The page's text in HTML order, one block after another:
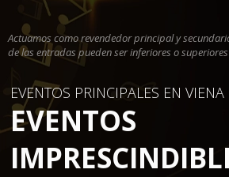
Actuamos como revendedor principal y
de las entradas pueden ser inferiores o
EVENTOS PRINCIPALES EN VIENA
EVENTOS